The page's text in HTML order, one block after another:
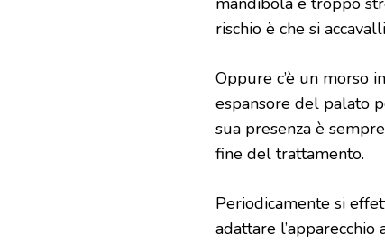
rischio è che si
Oppure c’è un morso
espansore del palato
sua presenza è sempre
fine del trattamento.
Periodicamente si
adattare